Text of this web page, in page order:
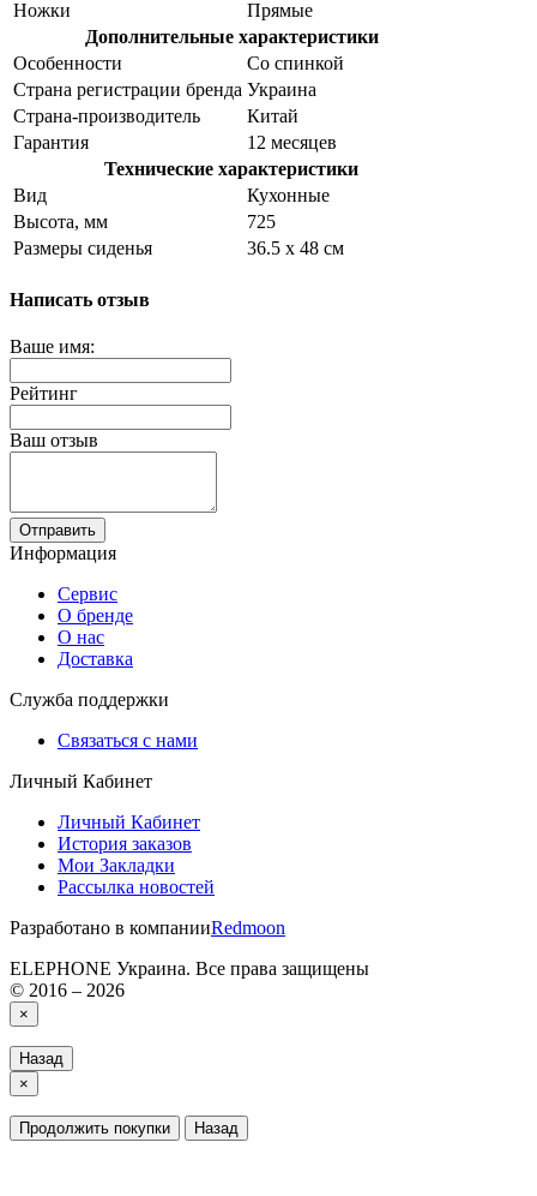
Ножки
Прямые
Дополнительные характеристики
Особенности
Со спинкой
Страна регистрации бренда Украина
Страна-производитель
Китай
Гарантия
12 месяцев
Технические характеристики
Вид
Кухонные
Высота, мм
725
Размеры сиденья
36.5 х 48 см
Написать отзыв
Ваше имя:
Рейтинг
Ваш отзыв
Отправить
Информация
Сервис
О бренде
О нас
Доставка
Служба поддержки
Связаться с нами
Личный Кабинет
Личный Кабинет
История заказов
Мои Закладки
Рассылка новостей
Разработано в компанииRedmoon
ELEPHONE Украина. Все права защищены
© 2016 – 2026
×
Назад
×
Продолжить покупки Назад